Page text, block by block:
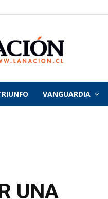
La VANGUARDIA
UNA